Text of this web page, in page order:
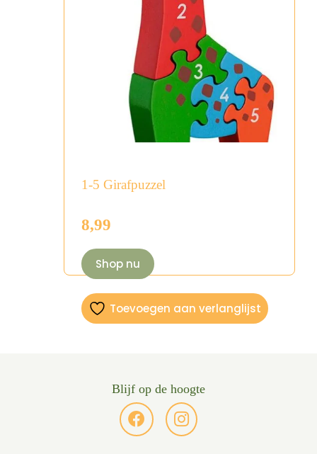
1-5 Girafpuzzel
8,99
Shop nu
Toevoegen aan verlanglijst
Blijf op de hoogte